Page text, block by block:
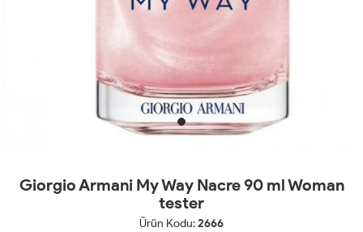
Giorgio Armani My Way Nacre 90 ml Woman
tester
Ürün Kodu:2666